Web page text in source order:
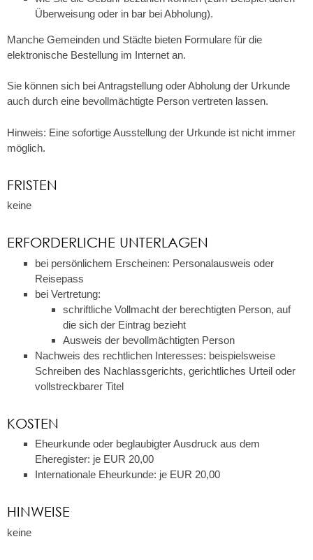
Überweisung oder in bar bei Abholung).
Manche Gemeinden und Städte bieten Formulare für die
elektronische Bestellung im Internet an.
Sie können sich bei Antragstellung oder Abholung der Urkunde
auch durch eine bevollmächtigte Person vertreten lassen.
Hinweis: Eine sofortige Ausstellung der Urkunde ist nicht immer
möglich.
FRISTEN
keine
ERFORDERLICHE UNTERLAGEN
bei persönlichem Erscheinen: Personalausweis oder
Reisepass
bei Vertretung:
schriftliche Vollmacht der berechtigten Person, auf
die sich der Eintrag bezieht
Ausweis der bevollmächtigten Person
Nachweis des rechtlichen Interesses: beispielsweise
Schreiben des Nachlassgerichts, gerichtliches Urteil oder
vollstreckbarer Titel
KOSTEN
Eheurkunde oder beglaubigter Ausdruck aus dem
Eheregister: je EUR 20,00
Internationale Eheurkunde: je EUR 20,00
HINWEISE
keine